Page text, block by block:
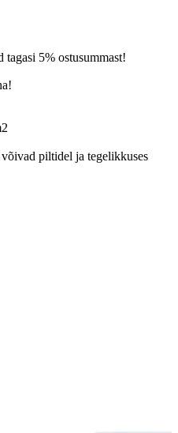
5% ostusummast!
piltidel ja tegelikkuses